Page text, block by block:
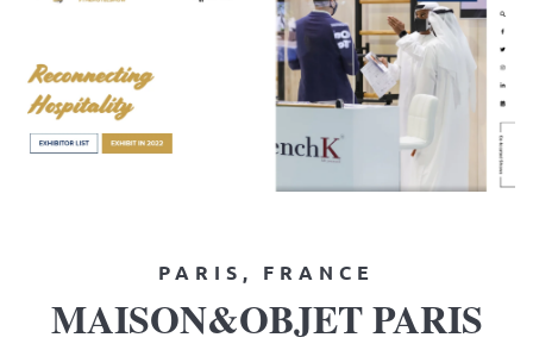
PARIS, FRANCE
MAISON&OBJET PARIS